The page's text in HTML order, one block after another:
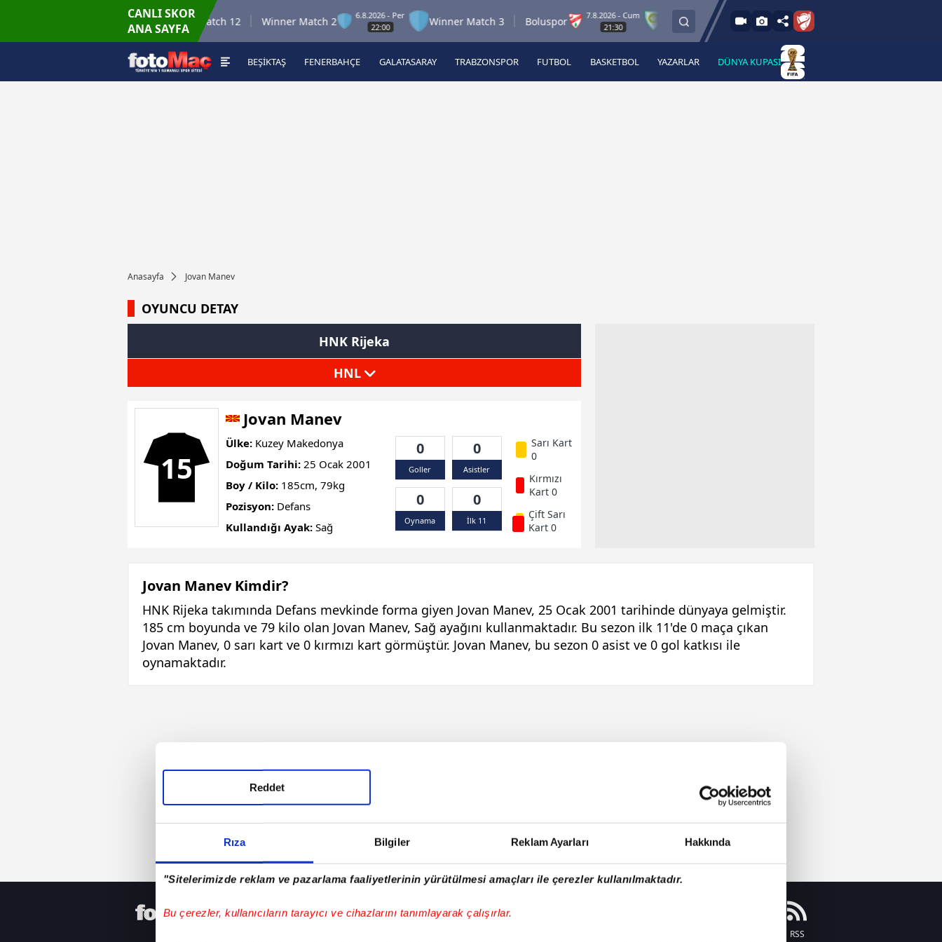
Rıza Bilgiler Reklam Ayarları Hakkında
"Sitelerimizde reklam ve pazarlama faaliyetlerinin yürütülmesi amaçları ile çerezler kullanılmaktadır.
Bu çerezler, kullanıcıların tarayıcı ve cihazlarını tanımlayarak çalışırlar.
Reddet
CANLI SKOR
ANA SAYFA
Winner Match 12 Winner Match 2
6.8.2026 - Per
Winner Match 3 Boluspor
7.8.2026 - Cum
Manisa FK Bandırmaspor
8.8.2026 - Cum
Beşiktaş
A Haber
A Haber Radyo
BEŞİKTAŞ FENERBAHÇE GALATASARAY TRABZONSPOR FUTBOL BASKETBOL YAZARLAR DÜNYA KUPASI
Anasayfa Jovan Manev
OYUNCU DETAY
HNK Rijeka
HNL
15
Jovan Manev
Ülke: Kuzey Makedonya
Doğum Tarihi: 25 Ocak 2001
Boy / Kilo: 185cm, 79kg
Pozisyon: Defans
Kullandığı Ayak: Sağ
0
Goller
0
Asistler
0
Oynama
0
İlk 11
Sarı Kart
0
Kırmızı
Kart 0
Çift Sarı
Kart 0
Jovan Manev Kimdir?
HNK Rijeka takımında Defans mevkinde forma giyen Jovan Manev, 25 Ocak 2001 tarihinde dünyaya gelmiştir.
185 cm boyunda ve 79 kilo olan Jovan Manev, Sağ ayağını kullanmaktadır. Bu sezon ilk 11'de 0 maça çıkan
Jovan Manev, 0 sarı kart ve 0 kırmızı kart görmüştür. Jovan Manev, bu sezon 0 asist ve 0 gol katkısı ile
oynamaktadır.
HER YERDE!
RSS